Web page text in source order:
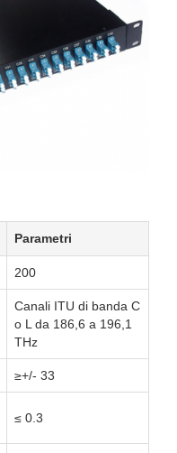
Parametri
200
Canali ITU di banda C
o L da 186,6 a 196,1
THz
≥+/- 33
≤ 0.3